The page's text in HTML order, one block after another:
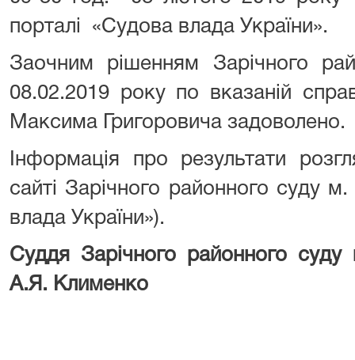
порталі «Судова влада України».
Заочним рішенням Зарічного
08.02.2019 року по вказаній
Максима Григоровича задоволено.
Інформація про результати
сайті Зарічного районного суду
влада України»).
Суддя Зарічного
А.Я. Клименко